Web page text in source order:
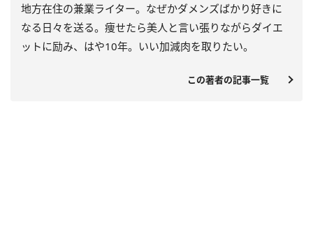
地方在住の兼業ライター。なぜかダメンズばかり好きに
なる日々を送る。痩せたら美人と言い張りながらダイエ
ットに励み、はや10年。いい加減肉を取りたい。
この著者の記事一覧